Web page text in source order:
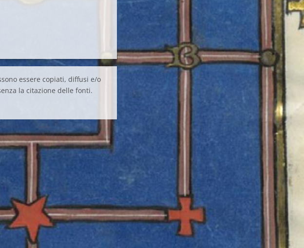
essere copiati, diffusi e/o
la citazione delle fonti.